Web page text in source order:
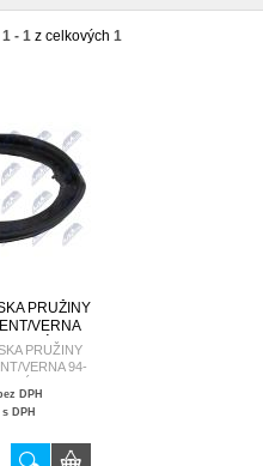
1 - 1 z celkových 1
PRUŽINY
VERNA
DOLNÉ/
HY-533
PRUŽINY
VERNA 94-
55323-
HY-533
bez DPH
s DPH